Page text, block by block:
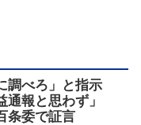
調べろ」と指示
通報と思わず」
条委で証言